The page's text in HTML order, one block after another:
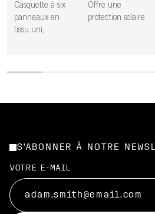
Casquette à six
panneaux en
tissu uni,
Offre une
protection solaire
S'ABONNER À NOTRE
VOTRE E-MAIL